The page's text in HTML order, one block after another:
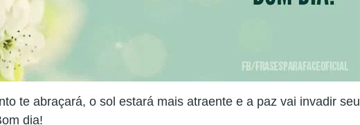
te abraçará, o sol estará mais atraente e a paz vai invadir seu
dia!